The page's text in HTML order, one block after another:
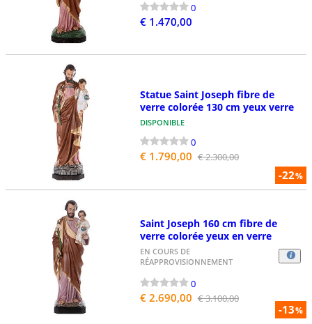
0
€ 1.470,00
-22%
Statue Saint Joseph fibre de
verre colorée 130 cm yeux verre
DISPONIBLE
0
€ 1.790,00 € 2.300,00
-13%
Saint Joseph 160 cm fibre de
verre colorée yeux en verre
EN COURS DE
RÉAPPROVISIONNEMENT
0
€ 2.690,00 € 3.100,00